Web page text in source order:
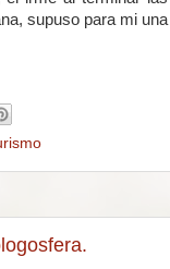
supuso para mi una